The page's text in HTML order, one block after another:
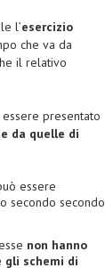
l’esercizio
che va da
il relativo
presentato
da quelle di
essere
secondo secondo
non hanno
gli schemi di